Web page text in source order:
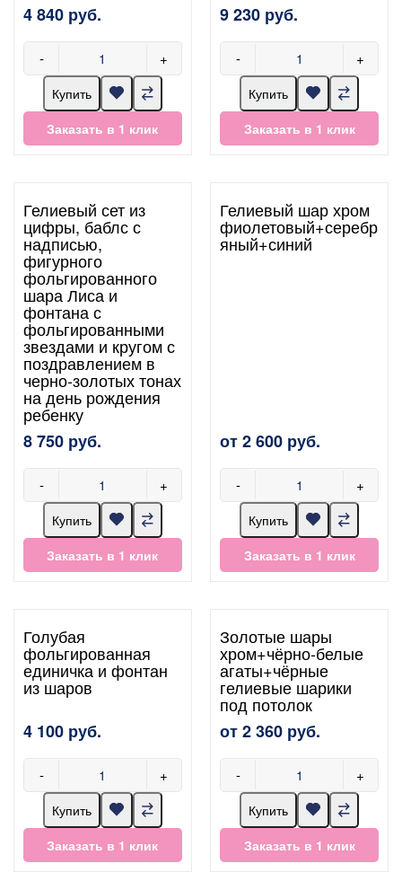
4 840 руб.
- +
Купить
Заказать в 1 клик
9 230 руб.
- +
Купить
Заказать в 1 клик
Гелиевый сет из
цифры, баблс с
надписью,
фигурного
фольгированного
шара Лиса и
фонтана с
фольгированными
звездами и кругом с
поздравлением в
черно-золотых тонах
на день рождения
ребенку
8 750 руб.
- +
Купить
Заказать в 1 клик
Гелиевый шар хром
фиолетовый+серебр
яный+синий
от 2 600 руб.
- +
Купить
Заказать в 1 клик
Голубая
фольгированная
единичка и фонтан
из шаров
4 100 руб.
- +
Купить
Заказать в 1 клик
Золотые шары
хром+чёрно-белые
агаты+чёрные
гелиевые шарики
под потолок
от 2 360 руб.
- +
Купить
Заказать в 1 клик